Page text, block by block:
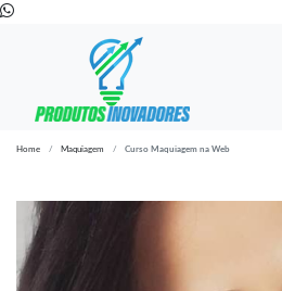
Home Maquiagem Curso Maquiagem na Web